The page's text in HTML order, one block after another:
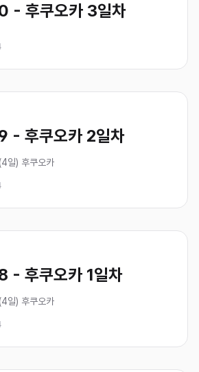
- 후쿠오카 3일차
후쿠오카 2일차
) 후쿠오카
후쿠오카 1일차
) 후쿠오카